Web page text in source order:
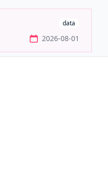
data
2026-08-01